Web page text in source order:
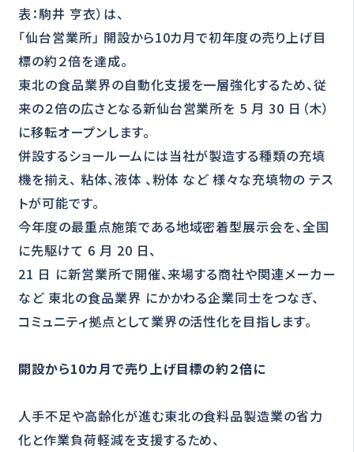
表：駒井 亨衣）は、
「仙台営業所」 開設から10カ月で初年度の売り上げ目
標の約２倍を達成。
東北の食品業界の自動化支援を一層強化するため、従
来の２倍の広さとなる新仙台営業所を 5 月 30 日（木）
に移転オープンします。
併設するショールームには当社が製造する種類の充填
機を揃え、 粘体、液体 、粉体 など 様々な充填物の テス
トが可能です。
今年度の最重点施策である地域密着型展示会を、全国
に先駆けて 6 月 20 日、
21 日 に新営業所で開催、来場する商社や関連メーカー
など 東北の食品業界 にかかわる企業同士をつなぎ、
コミュニティ拠点として業界の活性化を目指します。
開設から10カ月で売り上げ目標の約２倍に
人手不足や高齢化が進む東北の食料品製造業の省力
化と作業負荷軽減を支援するため、